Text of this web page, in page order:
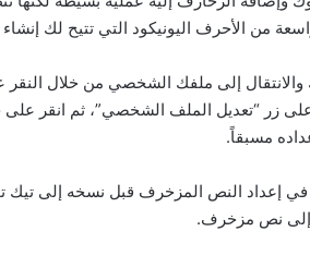
من الأحرف اليونيكود التي تتيح لك
والانتقال إلى ملفك الشخصي من خلال
زر “تعديل الملف الشخصي”، ثم انقر على
مسبقاً.
في إعداد النص المزخرف قبل نسخه إلى
إلى نص مزخرف.